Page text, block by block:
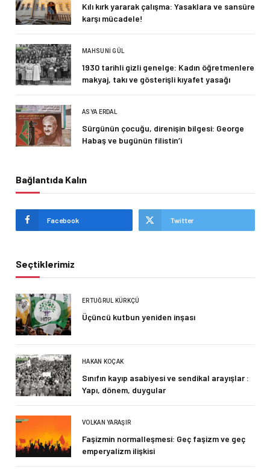
Kılı kırk yararak çalışma: Yasaklara ve sansüre
karşı mücadele!
MAHSUNI GÜL
1930 tarihli gizli genelge: Kadın öğretmenlere
makyaj, takı ve gösterişli kıyafet yasağı
ASYA ERDAL
Sürgünün çocuğu, direnişin bilgesi: George
Habaş ve bugünün filistin’i
Bağlantıda Kalın
Facebook Twitter
Seçtiklerimiz
ERTUĞRUL KÜRKÇÜ
Üçüncü kutbun yeniden inşası
HAKAN KOÇAK
Sınıfın kayıp asabiyesi ve sendikal arayışlar :
Yapı, dönem, duygular
VOLKAN YARAŞIR
Faşizmin normalleşmesi: Geç faşizm ve geç
emperyalizm ilişkisi